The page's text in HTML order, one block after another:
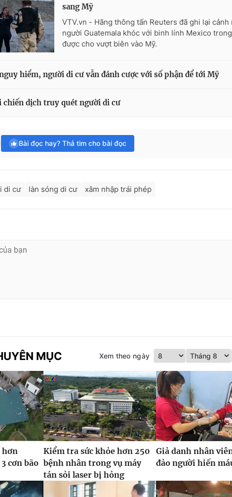
sang Mỹ
VTV.vn - Hãng thông tấn Reuters đã ghi lại cảnh
người Guatemala khóc với binh lính Mexico
được cho vượt biên vào Mỹ.
hiểm, người di cư vẫn đánh cược với số phận để tới Mỹ
chiến dịch truy quét người di cư
Bài đọc hay? Thả tim cho bài đọc
di cư làn sóng di cư xâm nhập trái phép
MỤC Xem theo ngày
hơn
cơn bão
Kiểm tra sức khỏe hơn 250
bệnh nhân trong vụ máy
tán sỏi laser bị hỏng
Giả danh nhân
đảo người hiến